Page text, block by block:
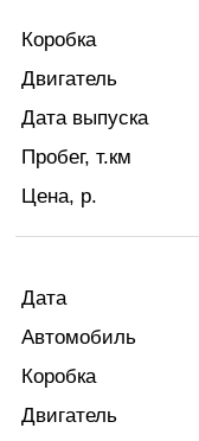
Коробка
Двигатель
Дата выпуска
Пробег, т.км
Цена, р.
Дата
Автомобиль
Коробка
Двигатель